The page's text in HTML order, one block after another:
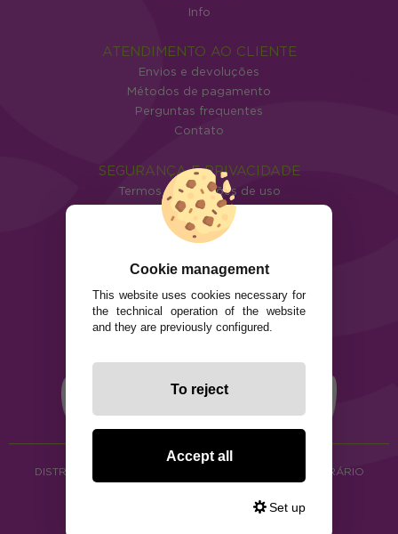
Info
ATENDIMENTO AO CLIENTE
Envios e devoluções
Métodos de pagamento
Perguntas frequentes
Contato
SEGURANÇA E PRIVACIDADE
Termos e condições de uso
Política de privacidade
Política de cookies
DISTRIBUIÇÃO DE ALIMENTOS ORGÂNICOS E HERBORÁRIO
Ecocash Productos Orgánicos S.C
Cookie management
This website uses cookies necessary for
the technical operation of the website
and they are previously configured.
To reject
Accept all
Set up